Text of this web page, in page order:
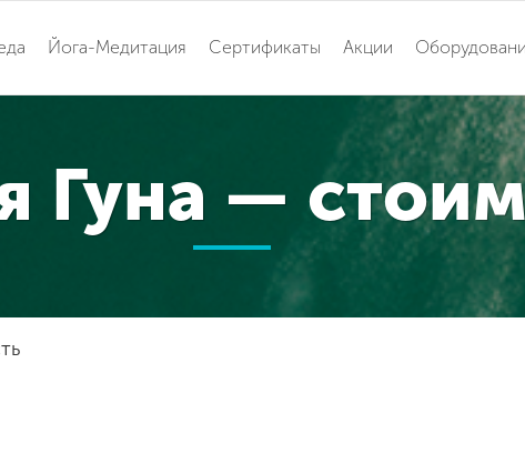
Йога-Медитация Сертификаты Акции
Гуна —